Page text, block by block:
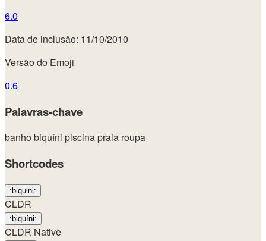
6.0
Data de inclusão: 11/10/2010
Versão do Emoji
0.6
Palavras-chave
banho biquíni piscina praia roupa
Shortcodes
:biquini:
CLDR
:biquíni:
CLDR Native